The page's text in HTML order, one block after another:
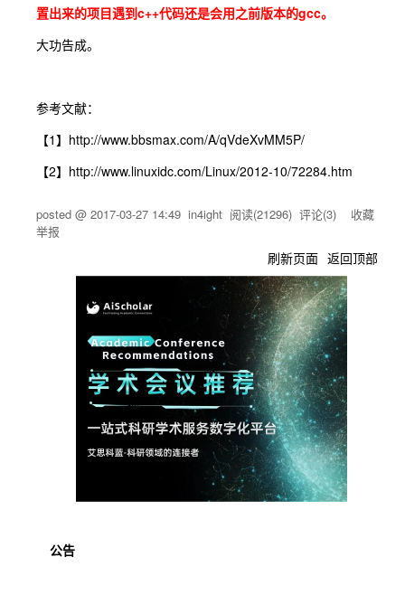
置出来的项目遇到c++代码还是会用之前版本的gcc。
大功告成。
参考文献：
【1】http://www.bbsmax.com/A/qVdeXvMM5P/
【2】http://www.linuxidc.com/Linux/2012-10/72284.htm
posted @ 2017-03-27 14:49 in4ight 阅读(21296) 评论(3) 收藏
举报
刷新页面 返回顶部
公告